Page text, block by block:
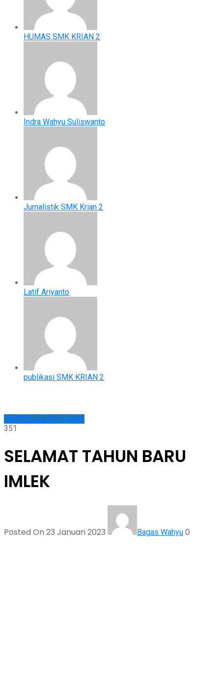
HUMAS SMK KRIAN 2
Indra Wahyu Suliswanto
Jurnalistik SMK Krian 2
Latif Ariyanto
publikasi SMK KRIAN 2
SMK Pusat Keunggulan
351
SELAMAT TAHUN BARU
IMLEK
Posted On 23 Januari 2023 Bagas Wahyu 0